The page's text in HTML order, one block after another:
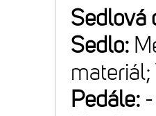
Sedlová
Sedlo:
Pedále: -